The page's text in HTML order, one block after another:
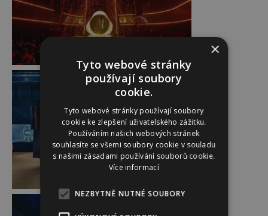
×
Tyto webové stránky
používají soubory
cookie.
Tyto webové stránky používají soubory
cookie ke zlepšení uživatelského zážitku.
Používáním našich webových stránek
souhlasíte se všemi soubory cookie v souladu
s našimi zásadami používání souborů cookie.
Více informací
NEZBYTNĚ NUTNÉ SOUBORY